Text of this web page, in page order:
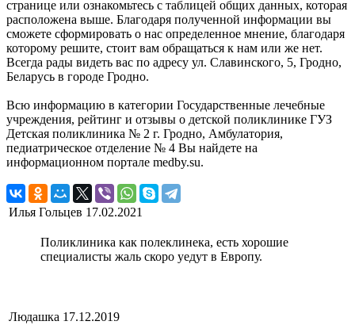
странице или ознакомьтесь с таблицей общих данных, которая
расположена выше. Благодаря полученной информации вы
сможете сформировать о нас определенное мнение, благодаря
которому решите, стоит вам обращаться к нам или же нет.
Всегда рады видеть вас по адресу ул. Славинского, 5, Гродно,
Беларусь в городе Гродно.
Всю информацию в категории Государственные лечебные
учреждения, рейтинг и отзывы о детской поликлинике ГУЗ
Детская поликлиника № 2 г. Гродно, Амбулатория,
педиатрическое отделение № 4 Вы найдете на
информационном портале medby.su.
Илья Гольцев 17.02.2021
Поликлиника как полеклинека, есть хорошие
специалисты жаль скоро уедут в Европу.
Людашка 17.12.2019